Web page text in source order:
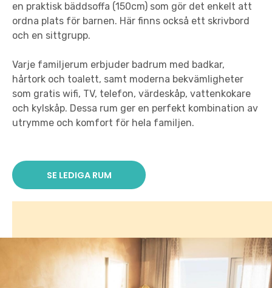
en praktisk bäddsoffa (150cm) som gör det enkelt att
ordna plats för barnen. Här finns också ett skrivbord
och en sittgrupp.
Varje familjerum erbjuder badrum med badkar,
hårtork och toalett, samt moderna bekvämligheter
som gratis wifi, TV, telefon, värdeskåp, vattenkokare
och kylskåp. Dessa rum ger en perfekt kombination av
utrymme och komfort för hela familjen.
SE LEDIGA RUM